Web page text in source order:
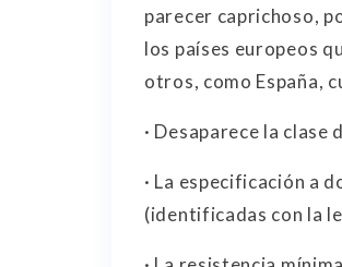
parecer caprichoso,
los países europeos
otros, como España,
· Desaparece la
· La especificación a
(identificadas con la